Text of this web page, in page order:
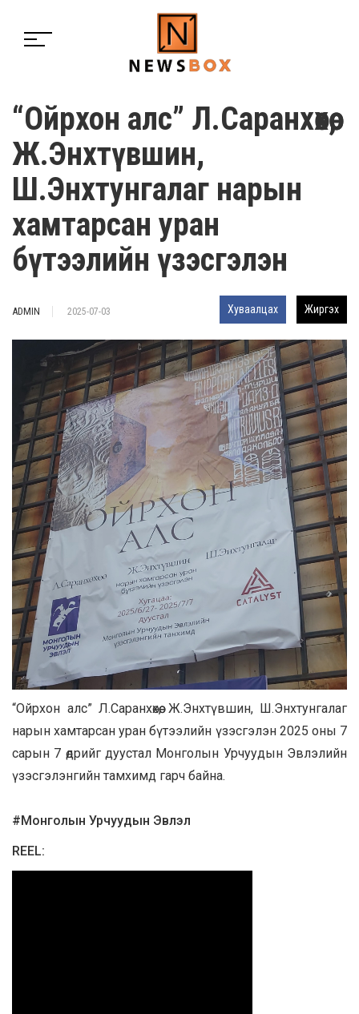
“Ойрхон алс” Л.Саранхөхөө,
Ж.Энхтүвшин,
Ш.Энхтунгалаг нарын
хамтарсан уран
бүтээлийн үзэсгэлэн
ADMIN 2025-07-03 Хуваалцах Жиргэх
“Ойрхон алс” Л.Саранхөхөө, Ж.Энхтүвшин, Ш.Энхтунгалаг
нарын хамтарсан уран бүтээлийн үзэсгэлэн 2025 оны 7
сарын 7 өдрийг дуустал Монголын Урчуудын Эвлэлийн
үзэсгэлэнгийн тамхимд гарч байна.
#Монголын Урчуудын Эвлэл
REEL: